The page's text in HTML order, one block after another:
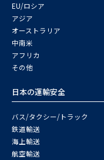
EU/ロシア
アジア
オーストラリア
中南米
アフリカ
その他
日本の運輸安全
バス/タクシー/トラック
鉄道輸送
海上輸送
航空輸送